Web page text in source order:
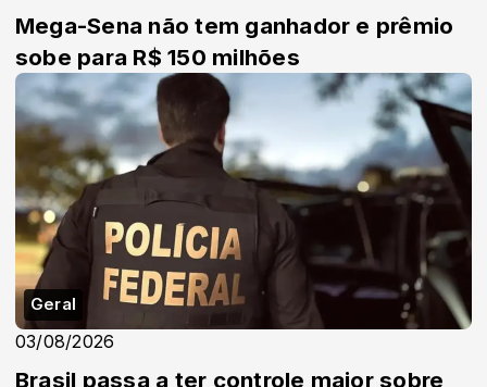
Mega-Sena não tem ganhador e prêmio
sobe para R$ 150 milhões
Geral
03/08/2026
Brasil passa a ter controle maior sobre